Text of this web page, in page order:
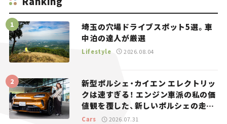
埼玉の穴場ドライブスポット5選。車
中泊の達人が厳選
Lifestyle 2026.08.04
新型ポルシェ・カイエン エレクトリッ
クは速すぎる！ エンジン車派の私の価
値観を覆した、新しいポルシェの走
り。
Cars 2026.07.31